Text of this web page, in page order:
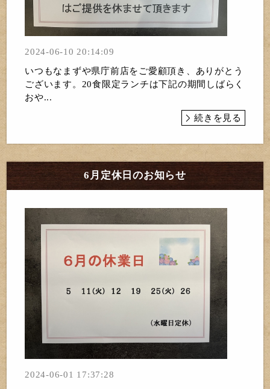
2024-06-10 20:14:09
いつもなまずや県庁前店をご愛顧頂き、ありがとう
ございます。20食限定ランチは下記の期間しばらく
おや...
続きを見る
6月定休日のお知らせ
2024-06-01 17:37:28